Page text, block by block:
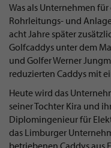
Was als Unternehmen
Rohrleitungs- und
acht Jahre später
Golfcaddys unter dem
und Golfer Werner
reduzierten Caddys mit
Heute wird das
seiner Tochter Kira und
Diplomingenieur für
das Limburger